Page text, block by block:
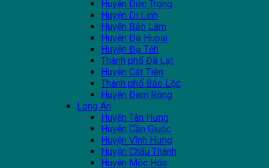
Huyện Đức Trọng
Huyện Di Linh
Huyện Bảo Lâm
Huyện Đạ Huoai
Huyện Đạ Tẻh
Thành phố Đà Lạt
Huyện Cát Tiên
Thành phố Bảo Lộc
Huyện Đam Rông
Long An
Huyện Tân Hưng
Huyện Cần Giuộc
Huyện Vĩnh Hưng
Huyện Châu Thành
Huyện Mộc Hóa